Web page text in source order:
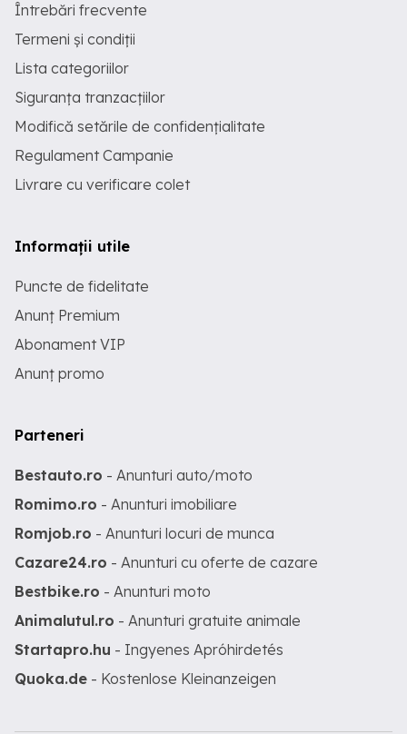
Întrebări frecvente
Termeni și condiții
Lista categoriilor
Siguranța tranzacțiilor
Modifică setările de confidențialitate
Regulament Campanie
Livrare cu verificare colet
Informații utile
Puncte de fidelitate
Anunț Premium
Abonament VIP
Anunț promo
Parteneri
Bestauto.ro - Anunturi auto/moto
Romimo.ro - Anunturi imobiliare
Romjob.ro - Anunturi locuri de munca
Cazare24.ro - Anunturi cu oferte de cazare
Bestbike.ro - Anunturi moto
Animalutul.ro - Anunturi gratuite animale
Startapro.hu - Ingyenes Apróhirdetés
Quoka.de - Kostenlose Kleinanzeigen